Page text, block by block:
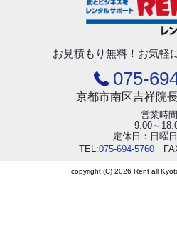
お見積もり無料！ お気軽
075-
京都市南区吉祥院
営業時間
9:00～
定休日：日曜
TEL:075-694-5760
copyright (C) 2026 Rent all